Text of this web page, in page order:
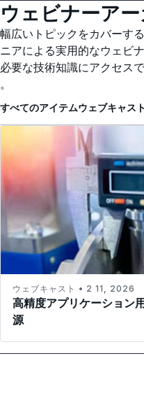
ウェビナーア
幅広いトピックをカバーす
ニアによる実用的なウェビ
必要な技術知識にアクセス
。
すべてのアイテムウェブキャスト
高精度アプリケーション
源
ウェブキャスト • 2 11, 2026